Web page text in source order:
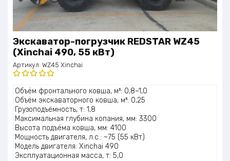
Экскаватор-погрузчик REDSTAR WZ45
(Xinchai 490, 55 кВт)
Артикул: WZ45 Xinchai
Оценка
5.00из 5
Объём фронтального ковша, м³: 0,8–1,0
Объём экскаваторного ковша, м³: 0,25
Грузоподъёмность, т: 1,8
Максимальная глубина копания, мм: 3300
Высота подъёма ковша, мм: 4100
Мощность двигателя, л.с.: ~75 (55 кВт)
Модель двигателя: Xinchai 490
Эксплуатационная масса, т: 5,0